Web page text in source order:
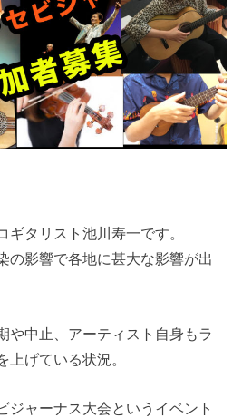
ギタリスト池川寿一です。
の影響で各地に甚大な影響が出
や中止、アーティスト自身もラ
上げている状況。
ジャーナス大会というイベント